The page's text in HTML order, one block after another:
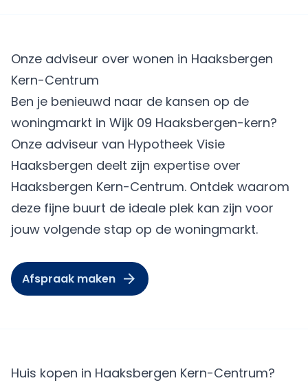
Onze adviseur over wonen in Haaksbergen
Kern-Centrum
Ben je benieuwd naar de kansen op de
woningmarkt in Wijk 09 Haaksbergen-kern?
Onze adviseur van Hypotheek Visie
Haaksbergen deelt zijn expertise over
Haaksbergen Kern-Centrum. Ontdek waarom
deze fijne buurt de ideale plek kan zijn voor
jouw volgende stap op de woningmarkt.
Afspraak maken
Huis kopen in Haaksbergen Kern-Centrum?